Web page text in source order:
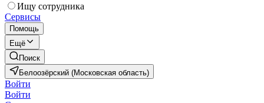
Ищу сотрудника
Сервисы
Помощь
Ещё
Поиск
Белоозёрский (Московская область)
Войти
Войти